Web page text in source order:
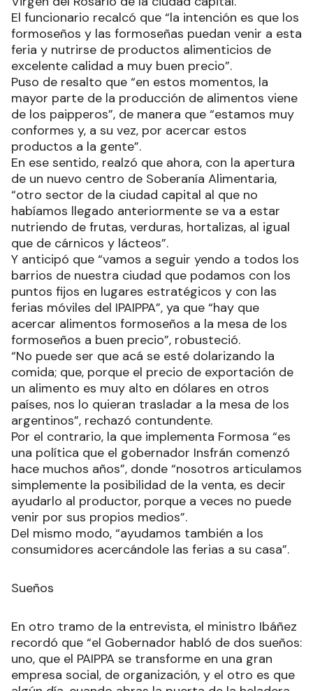
El funcionario recalcó que “la intención es que los
formoseños y las formoseñas puedan venir a esta
feria y nutrirse de productos alimenticios de
excelente calidad a muy buen precio”.
Puso de resalto que “en estos momentos, la
mayor parte de la producción de alimentos viene
de los paipperos”, de manera que “estamos muy
conformes y, a su vez, por acercar estos
productos a la gente”.
En ese sentido, realzó que ahora, con la apertura
de un nuevo centro de Soberanía Alimentaria,
“otro sector de la ciudad capital al que no
habíamos llegado anteriormente se va a estar
nutriendo de frutas, verduras, hortalizas, al igual
que de cárnicos y lácteos”.
Y anticipó que “vamos a seguir yendo a todos los
barrios de nuestra ciudad que podamos con los
puntos fijos en lugares estratégicos y con las
ferias móviles del IPAIPPA”, ya que “hay que
acercar alimentos formoseños a la mesa de los
formoseños a buen precio”, robusteció.
“No puede ser que acá se esté dolarizando la
comida; que, porque el precio de exportación de
un alimento es muy alto en dólares en otros
países, nos lo quieran trasladar a la mesa de los
argentinos”, rechazó contundente.
Por el contrario, la que implementa Formosa “es
una política que el gobernador Insfrán comenzó
hace muchos años”, donde “nosotros articulamos
simplemente la posibilidad de la venta, es decir
ayudarlo al productor, porque a veces no puede
venir por sus propios medios”.
Del mismo modo, “ayudamos también a los
consumidores acercándole las ferias a su casa”.
Sueños
En otro tramo de la entrevista, el ministro Ibáñez
recordó que “el Gobernador habló de dos sueños:
uno, que el PAIPPA se transforme en una gran
empresa social, de organización, y el otro es que